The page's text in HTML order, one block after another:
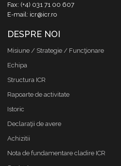
Fax: (+4) 031 71 00 607
E-mail: icr@icr.ro
DESPRE NOI
Misiune / Strategie / Funcţionare
Echipa
Structura ICR
Rapoarte de activitate
Istoric
Declaraţii de avere
Achizitii
Nota de fundamentare cladire ICR